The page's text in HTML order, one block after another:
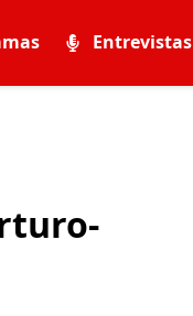
Entrevistas